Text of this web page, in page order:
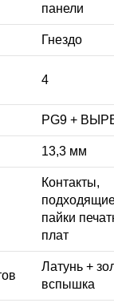
панели
Гнездо
4
PG9 +
13,3 мм
Контакты,
пайки
плат
Латунь +
вспышка